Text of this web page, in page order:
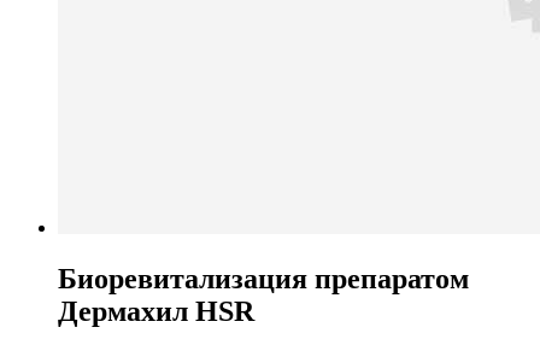
Биоревитализация препаратом
Дермахил HSR